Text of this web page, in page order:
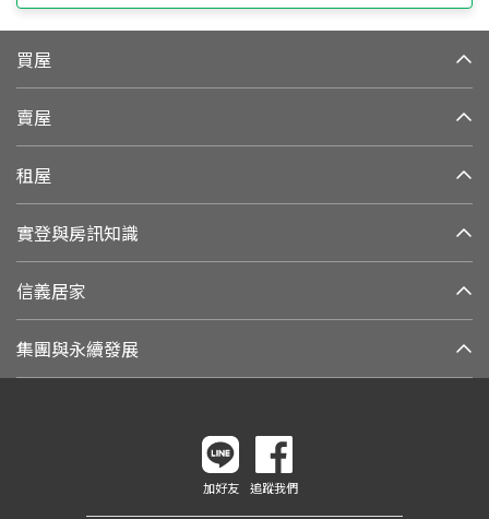
買屋
賣屋
租屋
實登與房訊知識
信義居家
集團與永續發展
加好友 追蹤我們